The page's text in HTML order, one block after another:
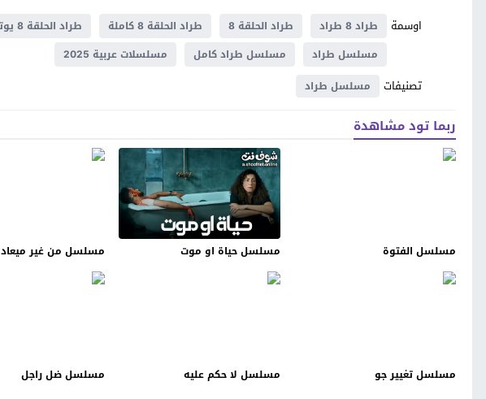
اوسمة
طراد 8 طراد طراد الحلقة 8 طراد الحلقة 8 كاملة طراد الحلقة 8 يوتيوب
مسلسل طراد
مسلسل طراد كامل مسلسلات عربية 2025
تصنيفات مسلسل طراد
ربما تود مشاهدة
مسلسل الفتوة مسلسل حياة او موت مسلسل من غير ميعاد
مسلسل تغيير جو مسلسل لا حكم عليه مسلسل ضل راجل